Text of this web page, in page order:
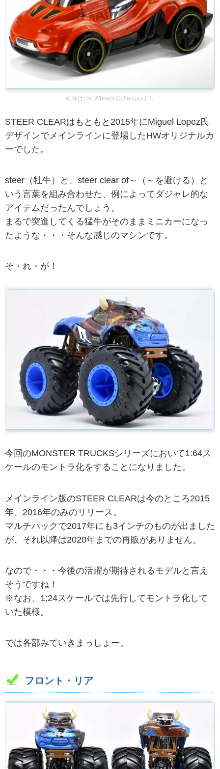
画像は Hot Wheels Collectors より
STEER CLEARはもともと2015年にMiguel Lopez氏
デザインでメインラインに登場したHWオリジナルカ
ーでした。
steer（牡牛）と、steer clear of～（～を避ける）と
いう言葉を組み合わせた、例によってダジャレ的な
アイテムだったんでしょう。
まるで突進してくる猛牛がそのままミニカーになっ
たような・・・そんな感じのマシンです。
そ・れ・が！
今回のMONSTER TRUCKSシリーズにおいて1:64ス
ケールのモントラ化をすることになりました。
メインライン版のSTEER CLEARは今のところ2015
年、2016年のみのリリース。
マルチパックで2017年にも3インチのものが出ました
が、それ以降は2020年までの再販がありません。
なので・・・今後の活躍が期待されるモデルと言え
そうですね！
※なお、1:24スケールでは先行してモントラ化して
いた模様。
では各部みていきまっしょー。
フロント・リア